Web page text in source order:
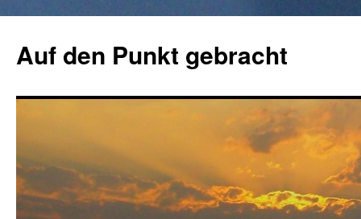
springen
Auf den Punkt gebracht